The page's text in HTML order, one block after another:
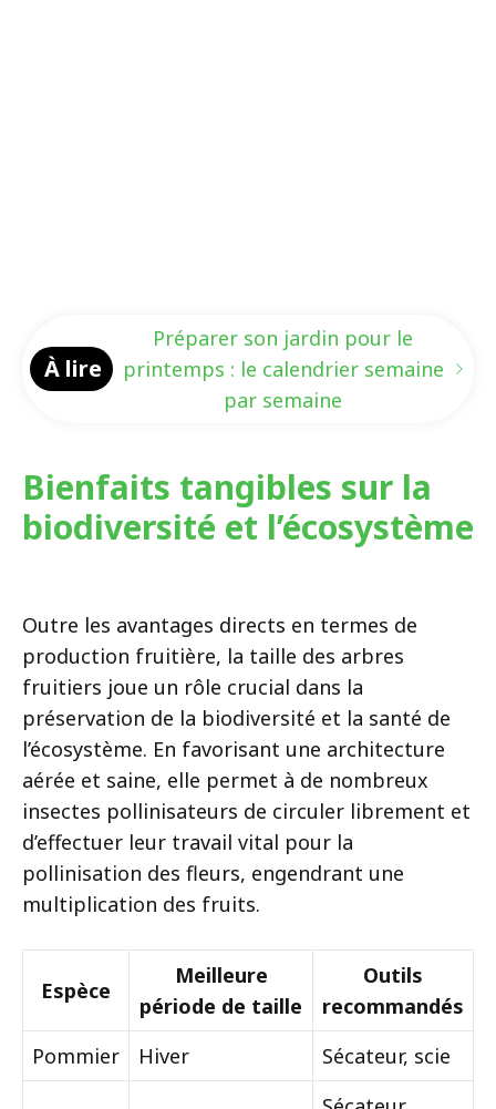
À lire
Préparer son jardin pour le
printemps : le calendrier semaine
par semaine
Bienfaits tangibles sur la
biodiversité et l’écosystème
Outre les avantages directs en termes de
production fruitière, la taille des arbres
fruitiers joue un rôle crucial dans la
préservation de la biodiversité et la santé de
l’écosystème. En favorisant une architecture
aérée et saine, elle permet à de nombreux
insectes pollinisateurs de circuler librement et
d’effectuer leur travail vital pour la
pollinisation des fleurs, engendrant une
multiplication des fruits.
Espèce
Meilleure
période de taille
Outils
recommandés
Pommier
Hiver Sécateur, scie